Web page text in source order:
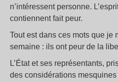
n’intéressent personne.
contiennent fait peur.
Tout est dans ces mots que je
semaine : ils ont peur de la
L’État et ses représentants,
des considérations